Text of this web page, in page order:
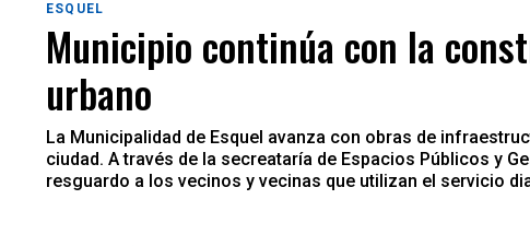
ESQUEL
Municipio continúa con la
urbano
La Municipalidad de Esquel avanza con obras de
ciudad. A través de la secreataría de Espacios Públicos y
resguardo a los vecinos y vecinas que utilizan el servicio